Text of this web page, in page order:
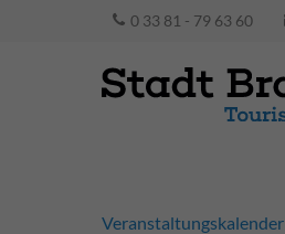
0 33 81 - 79 63 60
Veranstaltungskalender